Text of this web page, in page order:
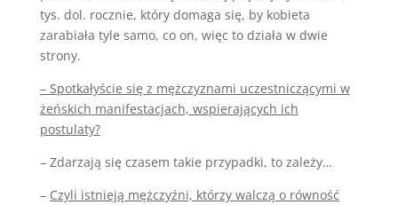
tys. dol. rocznie, który domaga się, by kobieta
zarabiała tyle samo, co on, więc to działa w dwie
strony.
– Spotkałyście się z mężczyznami uczestniczącymi w
żeńskich manifestacjach, wspierających ich
postulaty?
– Zdarzają się czasem takie przypadki, to zależy…
– Czyli istnieją mężczyźni, którzy walczą o równość